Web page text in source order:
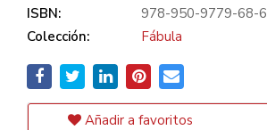
ISBN:
978-950-9779-68-6
Colección:
Fábula
Añadir a favoritos